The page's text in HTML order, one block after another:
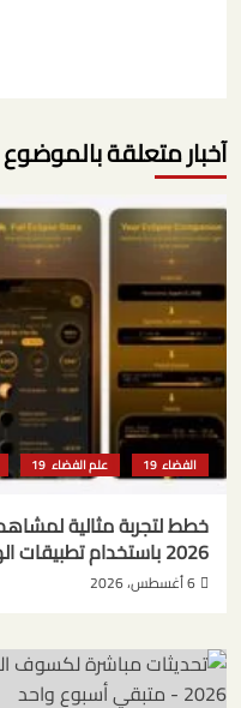
آخبار متعلقة بالموضوع
الفضاء علم الفضاء
خطط لتجربة مثالية
2026 باستخدام تطبيقات الهواتف الذكية هذه
6 أغسطس، 2026